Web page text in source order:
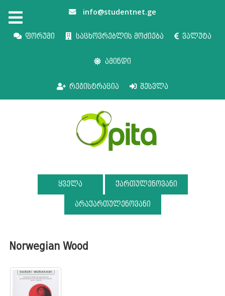
info@studentnet.ge
ფორუმი საცხოვრებლის მოძიება ვალუტა
ამინდი
რეგისტრაცია შესვლა
ყველა ქართულენოვანი
არაქართულენოვანი
Norwegian Wood